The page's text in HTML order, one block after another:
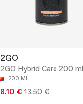
2GO
2GO Hybrid Care 200 ml
200 ML
8.10 € 13.50 €